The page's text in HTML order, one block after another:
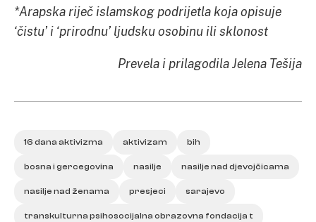
*Arapska riječ islamskog podrijetla koja opisuje
‘čistu’ i ‘prirodnu’ ljudsku osobinu ili sklonost
Prevela i prilagodila Jelena Tešija
16 dana aktivizma aktivizam bih
bosna i gercegovina nasilje nasilje nad djevojčicama
nasilje nad ženama presjeci sarajevo
transkulturna psihosocijalna obrazovna fondacija t